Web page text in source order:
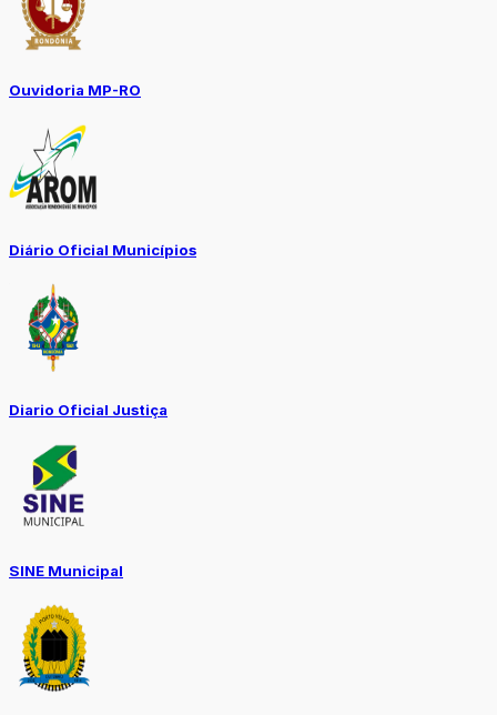
Ouvidoria MP-RO
Diário Oficial Municípios
Diario Oficial Justiça
SINE Municipal